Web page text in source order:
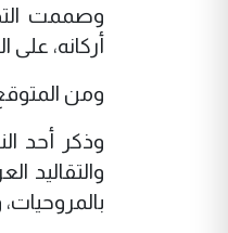
أركانه، على
ومن
وذكر أحد
والتقاليد